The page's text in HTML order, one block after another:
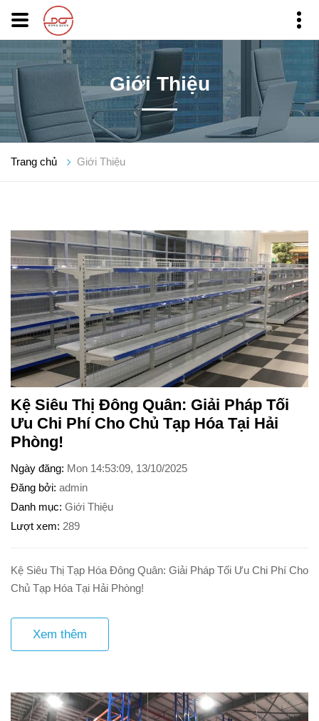
Giới Thiệu
Trang chủ Giới Thiệu
Kệ Siêu Thị Đông Quân: Giải Pháp Tối
Ưu Chi Phí Cho Chủ Tạp Hóa Tại Hải
Phòng!
Ngày đăng Mon 14:53:09, 13/10/2025
Đăng bởi admin
Danh mục Giới Thiệu
Lượt xem 289
Kệ Siêu Thị Tạp Hóa Đông Quân: Giải Pháp Tối Ưu Chi Phí Cho
Chủ Tạp Hóa Tại Hải Phòng!
Xem thêm